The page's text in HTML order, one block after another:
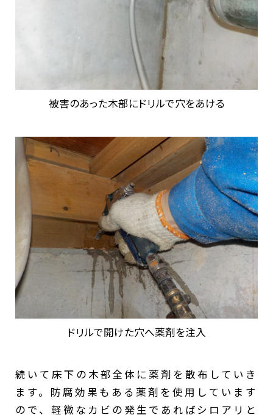
被害のあった木部にドリルで穴をあける
ドリルで開けた穴へ薬剤を注入
続いて床下の木部全体に薬剤を散布していき
ます。防腐効果もある薬剤を使用しています
ので、軽微なカビの発生であればシロアリと